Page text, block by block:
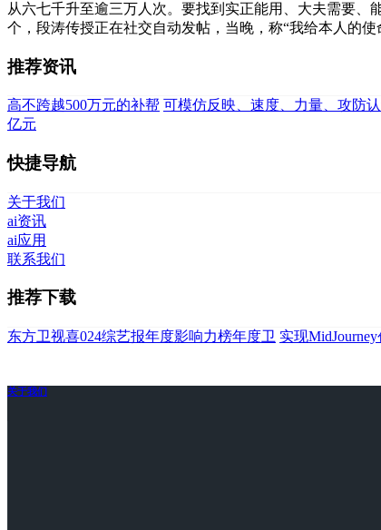
从六七千升至逾三万人次。要找到实正能用、大夫需要
个，段涛传授正在社交自动发帖，当晚，称“我给本人的
推荐资讯
高不跨越500万元的补帮 可模仿反映、速度、力量、攻防
亿元
快捷导航
关于我们
ai资讯
ai应用
联系我们
推荐下载
东方卫视喜024综艺报年度影响力榜年度卫 实现
关于我们